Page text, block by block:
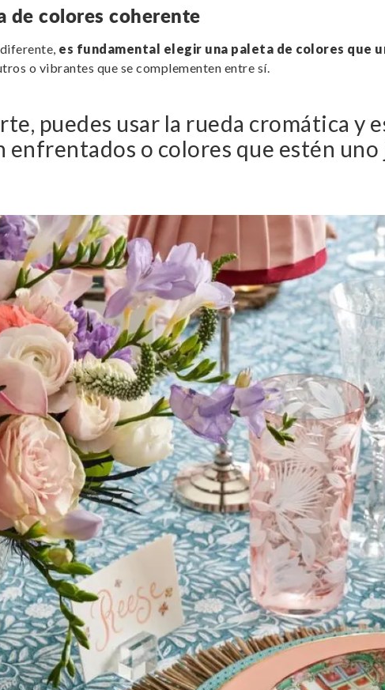
de colores coherente
es fundamental elegir una paleta de colores que
o vibrantes que se complementen entre sí.
puedes usar la rueda cromática y
enfrentados o colores que estén